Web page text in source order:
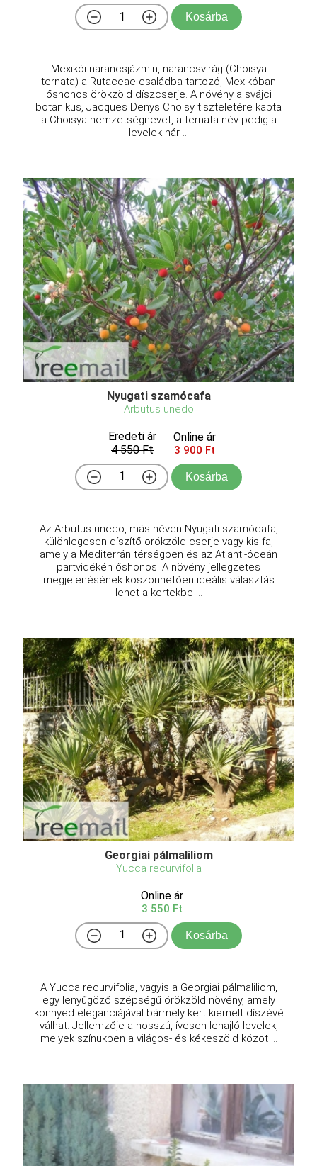
Kosárba
Mexikói narancsjázmin, narancsvirág (Choisya
ternata) a Rutaceae családba tartozó, Mexikóban
őshonos örökzöld díszcserje. A növény a svájci
botanikus, Jacques Denys Choisy tiszteletére kapta
a Choisya nemzetségnevet, a ternata név pedig a
levelek hár ...
Nyugati szamócafa
Arbutus unedo
Eredeti ár
4 550 Ft
Online ár
3 900 Ft
Kosárba
Az Arbutus unedo, más néven Nyugati szamócafa,
különlegesen díszítő örökzöld cserje vagy kis fa,
amely a Mediterrán térségben és az Atlanti-óceán
partvidékén őshonos. A növény jellegzetes
megjelenésének köszönhetően ideális választás
lehet a kertekbe ...
Georgiai pálmaliliom
Yucca recurvifolia
Online ár
3 550 Ft
Kosárba
A Yucca recurvifolia, vagyis a Georgiai pálmaliliom,
egy lenyűgöző szépségű örökzöld növény, amely
könnyed eleganciájával bármely kert kiemelt díszévé
válhat. Jellemzője a hosszú, ívesen lehajló levelek,
melyek színükben a világos- és kékeszöld közöt ...